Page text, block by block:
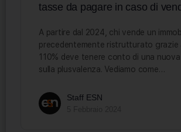
tasse da pagare in caso di
A partire dal 2024, chi vende un
precedentemente ristrutturato grazie
110% deve tenere conto di una
sulla plusvalenza. Vediamo come…
Staff ESN